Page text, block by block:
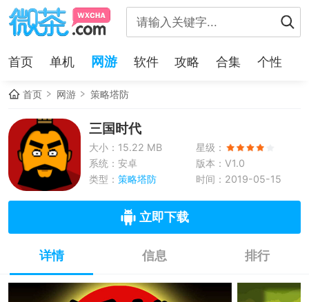
首页 单机 网游 软件 攻略 合集 个性
首页 网游 策略塔防
三国时代
大小：15.22 MB
星级：
系统：安卓
版本：V1.0
类型： 策略塔防 时间：2019-05-15
立即下载
详情 信息 排行